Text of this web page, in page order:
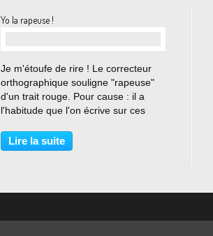
Yo la rapeuse !
Je m'étoufe de rire ! Le correcteur
orthographique souligne "rapeuse"
d'un trait rouge. Pour cause : il a
l'habitude que l'on écrive sur ces
à l'instar d'une Diam's ou d'une
Casey. Mais la rapeuse que j'ai
Lire la suite